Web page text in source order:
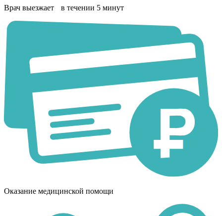
Врач выезжает в течении 5 минут
Оказание медицинской помощи